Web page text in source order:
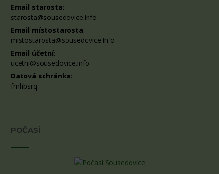
Email starosta:
starosta@sousedovice.info
Email místostarosta:
mistostarosta@sousedovice.info
Email účetní:
ucetni@sousedovice.info
Datová schránka:
fmhbsrq
POČASÍ